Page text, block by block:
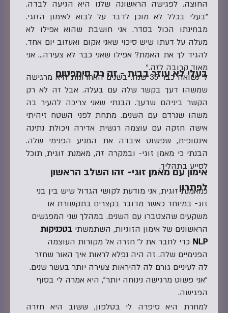
החוצה. לפגישה הראשונה שלנו היא הגיעה לבדה.
"בעלי בכלל לא מוכן לדבר על לבוא לאימון הזוגי.
מבחינתו הכול בסדר. אני חושבת שהוא אפילו לא
מעלה על דעתו שיש סיכוי שאני אקום ואעזוב יום אחד.
להגיד לך את האמת? אפילו שאני כבר לא צעירה… אני
מאוד קרובה לזה."
בעלי לא עוזר בבית - זה רק סימפטום
ל' נשואה כבר 35 שנה. בשנים האחרונות היא מרגישה
שמשהו דעך בקשר שלה עם בעלה. אבל זה לא רק
הקשר ביניהם שדעך. הבנתי שאני צריכה להעיר בה
משהו שנרדם עם השנים. מתחת לפני השטח זיהיתי
אישה חזקה עם עוצמה רגשית אדירה ויכולת נתינה
אינסופית, שפשוט איבדה את המניע הפנימי שלה.
הבנתי כי מאמן זוגי- ובמקרה זה, מאמנת זוגית, תוכל
לסייע בתהליך.
אימון עם מאמן זוגי- זהו השלב הראשון
לפתרון
כמאמנת זוגית, אני מודעת לקושי הגדול שיש בין בני
זוג- במיוחד כאשר מדובר בקצרים בתקשורת או
משקעים שהצטברו עם השנים. במהלך שני המפגשים
הראשונים של אימון הזוגיות, השתמשתי בטכניקות
NLP כדי לחבר את ל' חזרה אל מקורות העוצמה
הפנימיים שלה. זה היה נפלא לראות איך האור שחזר
לה לעיניים גורם לה להיראות צעירה יותר בעשר שנים.
"אני פשוט מרגישה נינוחה יותר", היא אמרה לי בסוף
הפגישה.
למחרת היא סיפרה לי בטלפון, ששוב היא חזרה